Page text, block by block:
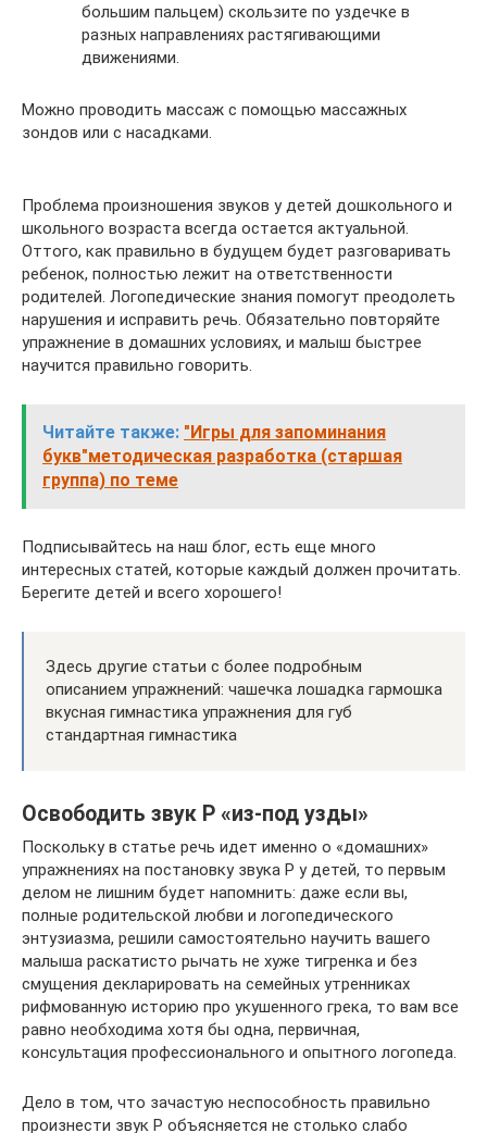
большим пальцем) скользите по уздечке в
разных направлениях растягивающими
движениями.
Можно проводить массаж с помощью массажных
зондов или с насадками.
Проблема произношения звуков у детей дошкольного и
школьного возраста всегда остается актуальной.
Оттого, как правильно в будущем будет разговаривать
ребенок, полностью лежит на ответственности
родителей. Логопедические знания помогут преодолеть
нарушения и исправить речь. Обязательно повторяйте
упражнение в домашних условиях, и малыш быстрее
научится правильно говорить.
Читайте также: "Игры для запоминания
букв"методическая разработка (старшая
группа) по теме
Подписывайтесь на наш блог, есть еще много
интересных статей, которые каждый должен прочитать.
Берегите детей и всего хорошего!
Здесь другие статьи с более подробным
описанием упражнений: чашечка лошадка гармошка
вкусная гимнастика упражнения для губ
стандартная гимнастика
Освободить звук Р «из-под узды»
Поскольку в статье речь идет именно о «домашних»
упражнениях на постановку звука Р у детей, то первым
делом не лишним будет напомнить: даже если вы,
полные родительской любви и логопедического
энтузиазма, решили самостоятельно научить вашего
малыша раскатисто рычать не хуже тигренка и без
смущения декларировать на семейных утренниках
рифмованную историю про укушенного грека, то вам все
равно необходима хотя бы одна, первичная,
консультация профессионального и опытного логопеда.
Дело в том, что зачастую неспособность правильно
произнести звук Р объясняется не столько слабо